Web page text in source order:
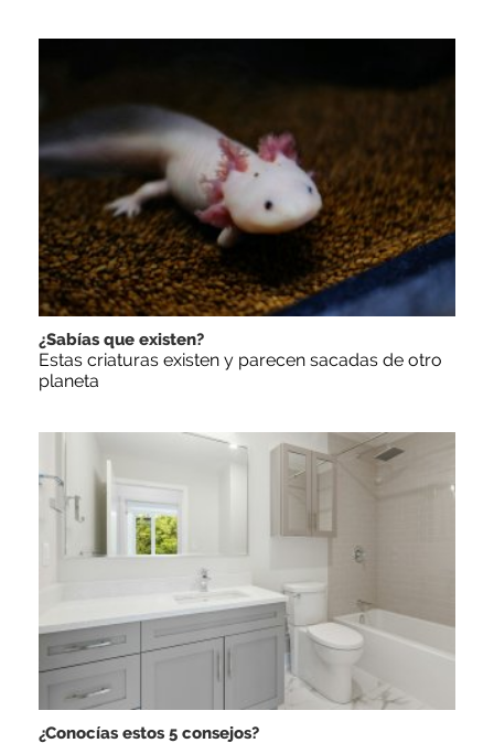
¿Sabías que existen?
Estas criaturas existen y parecen sacadas de otro
planeta
¿Conocías estos 5 consejos?